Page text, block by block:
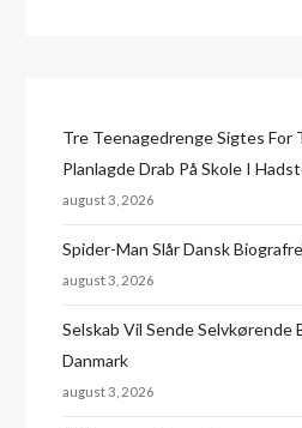
Tre Teenagedrenge Sigtes For
Planlagde Drab På Skole I
august 3, 2026
Spider-Man Slår Dansk
august 3, 2026
Selskab Vil Sende Selvkørende
Danmark
august 3, 2026